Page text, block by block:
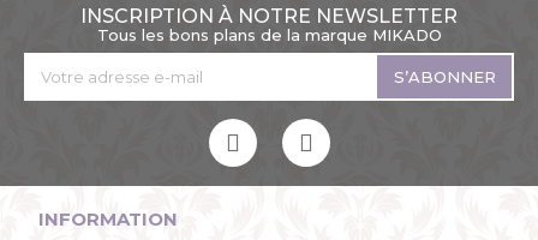
INSCRIPTION À NOTRE NEWSLETTER
Tous les bons plans de la marque MIKADO
S’ABONNER
INFORMATION